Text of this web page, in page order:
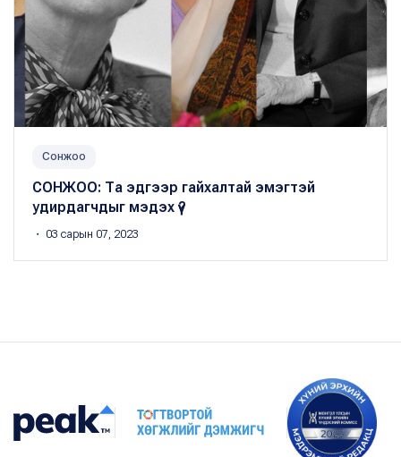
Сонжоо
СОНЖОО: Та эдгээр гайхалтай эмэгтэй
удирдагчдыг мэдэх үү?
・ 03 сарын 07, 2023